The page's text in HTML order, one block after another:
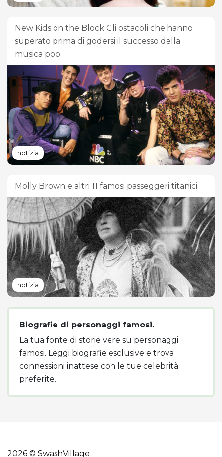
New Kids on the Block Gli ostacoli che hanno
superato prima di godersi il successo della
musica pop
notizia
Molly Brown e altri 11 famosi passeggeri titanici
notizia
Biografie di personaggi famosi.
La tua fonte di storie vere su personaggi
famosi. Leggi biografie esclusive e trova
connessioni inattese con le tue celebrità
preferite.
2026 © SwashVillage